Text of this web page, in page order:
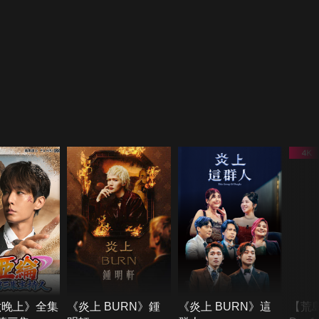
上》全集
《炎上 BURN》鍾
《炎上 BURN》這
【荒